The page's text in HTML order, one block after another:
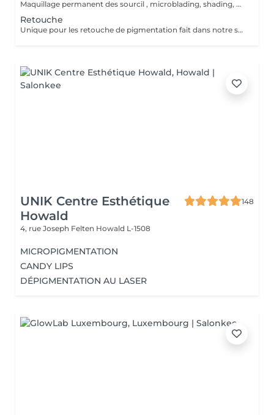
Maquillage permanent des sourcil , microblading, shading, powder ou mixte . Avant de prendre cette prestation il est impératif de prendre un rdv conseil .
Retouche
Unique pour les retouche de pigmentation fait dans notre shop Wink. Pour les service exécuter dans un autre institut prendre un rdv conseille.
UNIK Centre Esthétique
Howald
148
4, rue Joseph Felten Howald L-1508
MICROPIGMENTATION
CANDY LIPS
DÉPIGMENTATION AU LASER